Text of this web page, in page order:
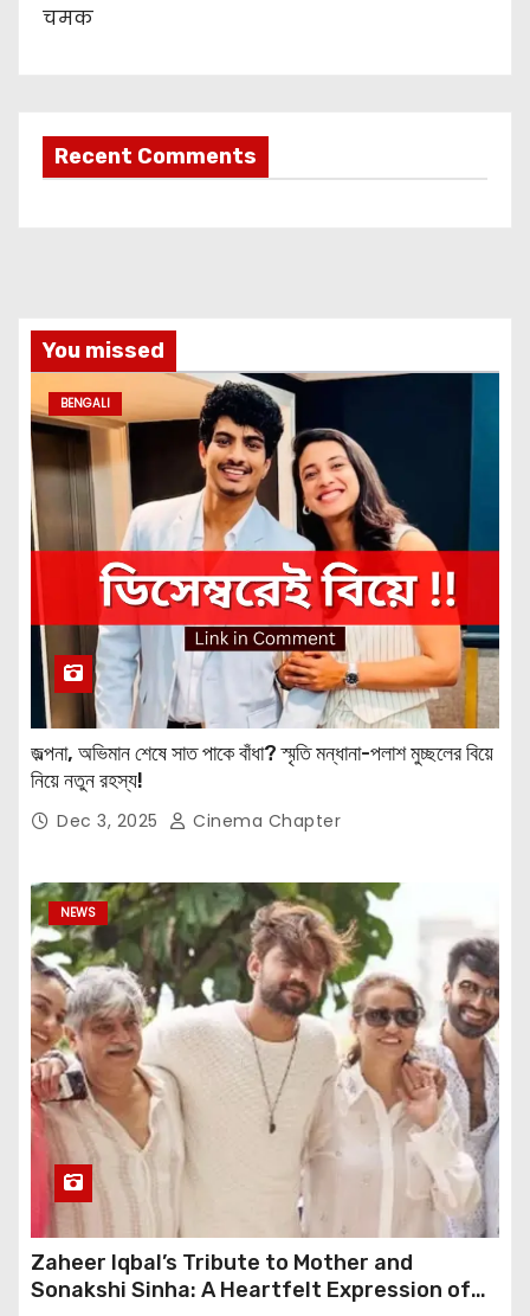
चमक
Recent Comments
You missed
BENGALI
জল্পনা, অভিমান শেষে সাত পাকে বাঁধা? স্মৃতি মন্ধানা-পলাশ মুচ্ছলের বিয়ে
নিয়ে নতুন রহস্য!
Dec 3, 2025 Cinema Chapter
NEWS
Zaheer Iqbal’s Tribute to Mother and
Sonakshi Sinha: A Heartfelt Expression of